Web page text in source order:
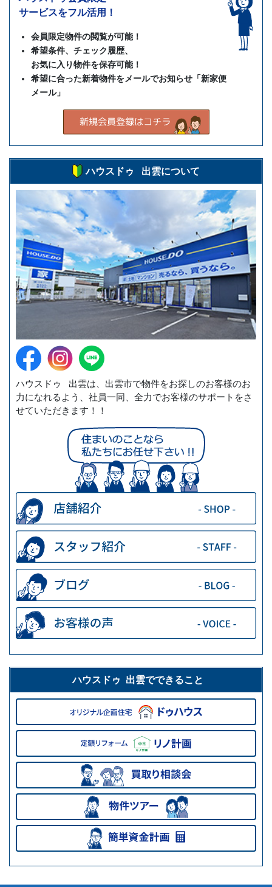
サービスをフル活用！
会員限定物件の閲覧が可能！
希望条件、チェック履歴、
お気に入り物件を保存可能！
希望に合った新着物件をメールでお知らせ「新家便
メール」
ハウスドゥ 出雲について
ハウスドゥ 出雲は、出雲市で物件をお探しのお客様のお
力になれるよう、社員一同、全力でお客様のサポートをさ
せていただきます！！
ハウスドゥ 出雲でできること